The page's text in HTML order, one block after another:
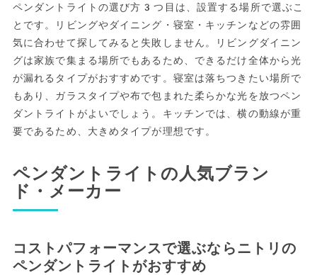
ペンダントライトの選び方3つ目は、設置する場所で選ぶこ
とです。リビングやダイニング・寝室・キッチンなどの雰囲
気に合わせて探してみると失敗しません。リビングダイニン
グは家族で集まる場所でもあるため、できるだけ全体から光
が漏れるタイプがおすすめです。寝室は落ちつきたい場所で
もあり、ガラスタイプや布で包まれた柔らかな光を放つペン
ダントライトがよいでしょう。キッチンでは、横の動線が重
要であるため、大きめタイプが理想です。
ペンダントライトの人気ブラン
ド・メーカー
コストパフォーマンスで選ぶならニトリの
ペンダントライトがおすすめ